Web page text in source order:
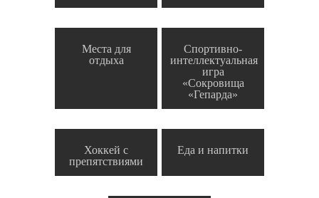
Места для
отдыха
Спортивно-
интеллектуальная
игра
«Сокровища
«Гепарда»
Хоккей с
препятствиями
Еда и напитки